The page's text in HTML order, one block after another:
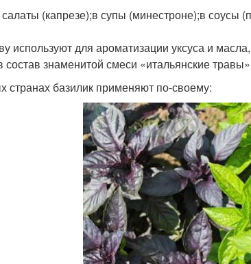
салаты (капрезе);в супы (минестроне);в
используют для ароматизации уксуса и
состав знаменитой смеси «итальянские
странах базилик применяют по-своему: